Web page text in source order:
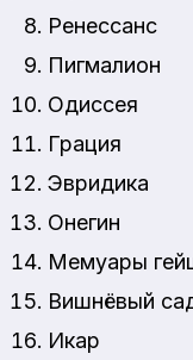
Ренессанс
Пигмалион
Одиссея
Грация
Эвридика
Онегин
Мемуары
Вишнёвый
Икар